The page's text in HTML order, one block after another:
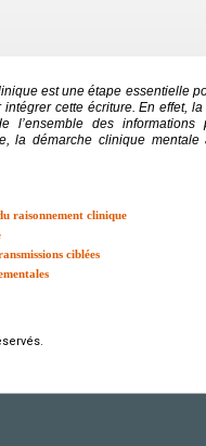
est une étape essentielle
cette écriture. En effet,
l’ensemble des
la démarche clinique
raisonnement clinique
ciblées